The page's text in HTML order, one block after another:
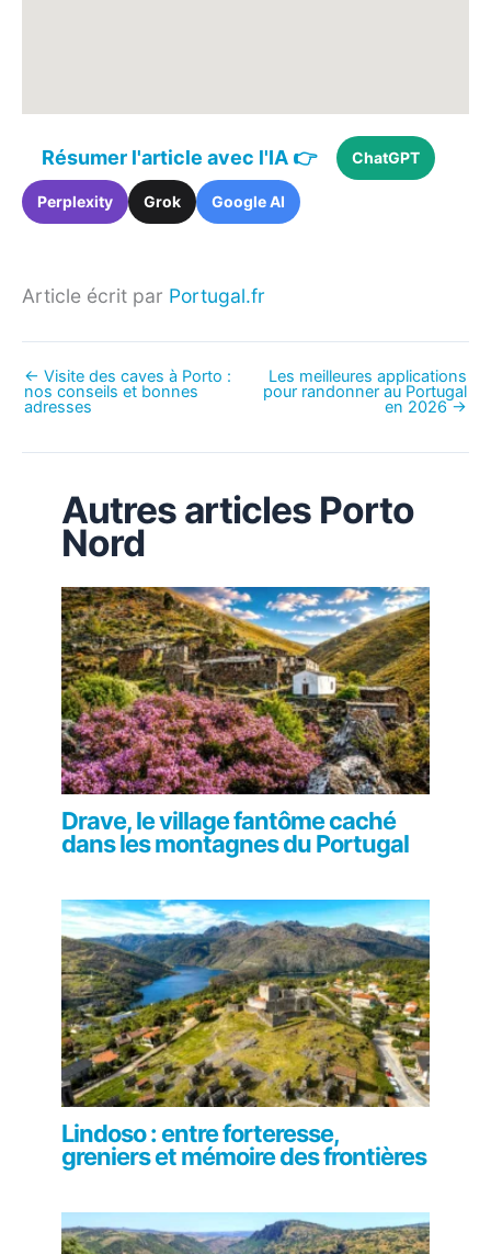
Résumer l'article avec l'IA 👉 ChatGPT
Perplexity Grok Google AI
Article écrit par Portugal.fr
← Visite des caves à Porto :
nos conseils et bonnes
adresses
Les meilleures applications
pour randonner au Portugal
en 2026→
Autres articles Porto
Nord
Drave, le village fantôme caché
dans les montagnes du Portugal
Lindoso : entre forteresse,
greniers et mémoire des frontières